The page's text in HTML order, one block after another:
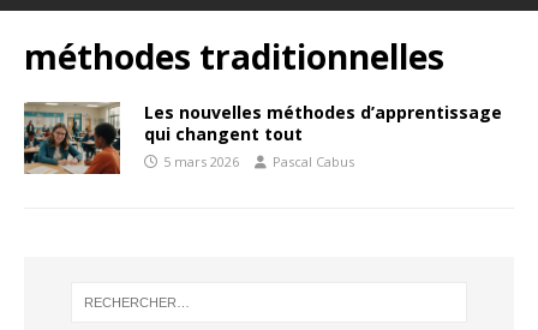
méthodes traditionnelles
Les nouvelles méthodes d’apprentissage
qui changent tout
5 mars 2026 Pascal Cabus